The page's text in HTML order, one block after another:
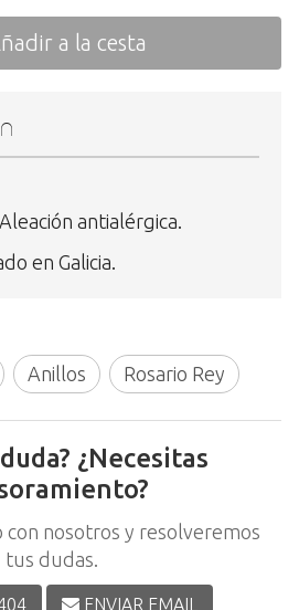
a la cesta
antialérgica.
en Galicia.
Anillos Rosario Rey
¿Necesitas
con nosotros y resolveremos
tus dudas.
ENVIAR EMAIL